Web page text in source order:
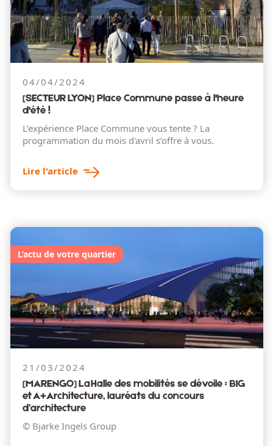
04/04/2024
[SECTEUR LYON] Place Commune passe à l'heure
d'été !
L’expérience Place Commune vous tente ? La
programmation du mois d'avril s’offre à vous.
Lire l'article
L’actu de votre quartier
21/03/2024
[MARENGO] La Halle des mobilités se dévoile : BIG
et A+Architecture, lauréats du concours
d’architecture
© Bjarke Ingels Group